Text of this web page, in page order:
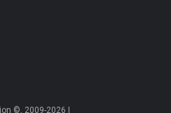
©, 2009-2026 |